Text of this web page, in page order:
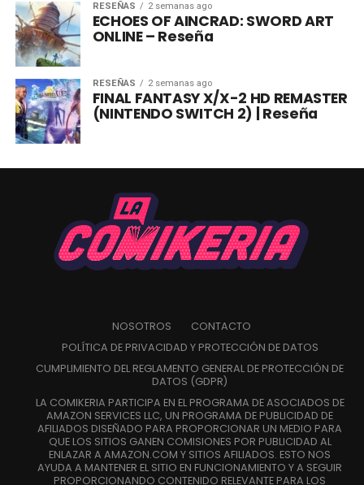
RESEÑAS 2 semanas ago
ECHOES OF AINCRAD: SWORD ART
ONLINE – Reseña
RESEÑAS 2 semanas ago
FINAL FANTASY X/X-2 HD REMASTER
(NINTENDO SWITCH 2) | Reseña
NOSOTROS
CONTACTO
POLÍTICA DE PRIVACIDAD Y PROTECCIÓN DE DATOS
CUMPLIMIENTO DEL REGLAMENTO GENERAL DE PROTECCIÓN DE
DATOS (GDPR)
LA COMIKERIA PARTICIPA EN EL PROGRAMA DE ASOCIADOS DE
AMAZON SERVICES LLC, UN PROGRAMA DE PUBLICIDAD DE
AFILIADOS DISEÑADO PARA PROPORCIONAR UN MEDIO PARA
QUE LOS SITIOS GANEN COMISIONES POR PUBLICIDAD AL
ENLAZAR A AMAZON.COM Y SITIOS AFILIADOS. ESTO NOS
AYUDA A MANTENER EL SITIO EN FUNCIONAMIENTO Y A SEGUIR
PROPORCIONANDO CONTENIDO RELEVANTE PARA LOS